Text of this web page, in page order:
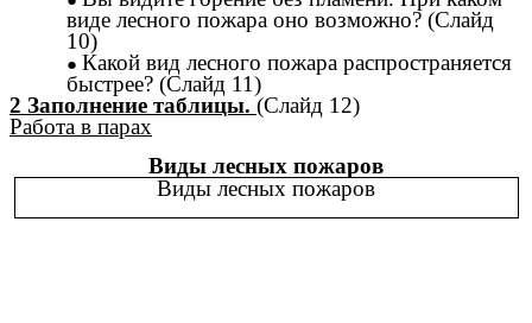
виде лесного пожара оно возможно? (Слайд
10)
Какой вид лесного пожара распространяется
быстрее? (Слайд 11)
2 Заполнение таблицы. (Слайд 12)
Работа в парах
Виды лесных пожаров
Виды лесных пожаров